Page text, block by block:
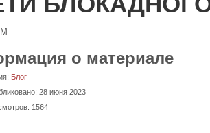
о материале
Блог
28 июня 2023
1564